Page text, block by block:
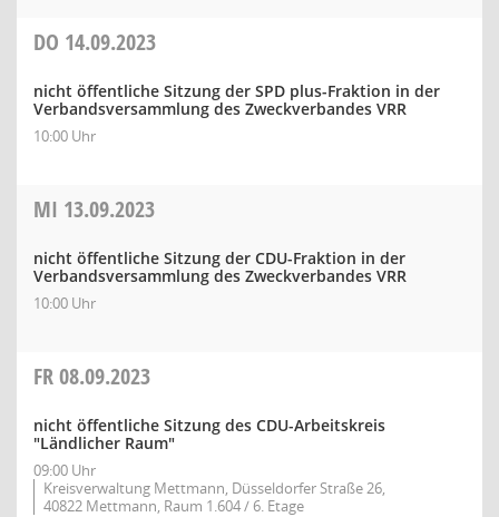
DO 14.09.2023
nicht öffentliche Sitzung der SPD plus-Fraktion in der
Verbandsversammlung des Zweckverbandes VRR
10:00 Uhr
MI 13.09.2023
nicht öffentliche Sitzung der CDU-Fraktion in der
Verbandsversammlung des Zweckverbandes VRR
10:00 Uhr
FR08.09.2023
nicht öffentliche Sitzung des CDU-Arbeitskreis
"Ländlicher Raum"
09:00 Uhr
Kreisverwaltung Mettmann, Düsseldorfer Straße 26,
40822 Mettmann, Raum 1.604 / 6. Etage